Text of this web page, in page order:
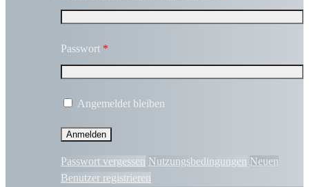
Passwort *
Angemeldet bleiben
Passwort vergessen Nutzungsbedingungen Neuen
Benutzer registrieren